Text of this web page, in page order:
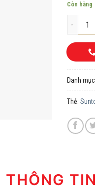
Còn hàng
Suntory
Danh
Thẻ:
THÔNG